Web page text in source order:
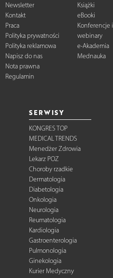
Newsletter
Kontakt
Praca
Polityka prywatności
Polityka reklamowa
Napisz do nas
Nota prawna
Regulamin
Książki
eBooki
Konferencje i
webinary
e-Akademia
Mednauka
SERWISY
KONGRES TOP
MEDICAL TRENDS
Menedżer Zdrowia
Lekarz POZ
Choroby rzadkie
Dermatologia
Diabetologia
Onkologia
Neurologia
Reumatologia
Kardiologia
Gastroenterologia
Pulmonologia
Ginekologia
Kurier Medyczny